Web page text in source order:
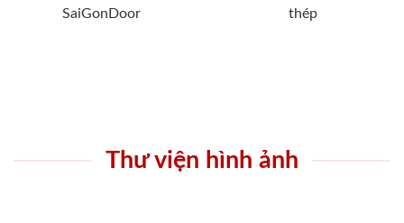
SaiGonDoor
thép
Thư viện hình ảnh